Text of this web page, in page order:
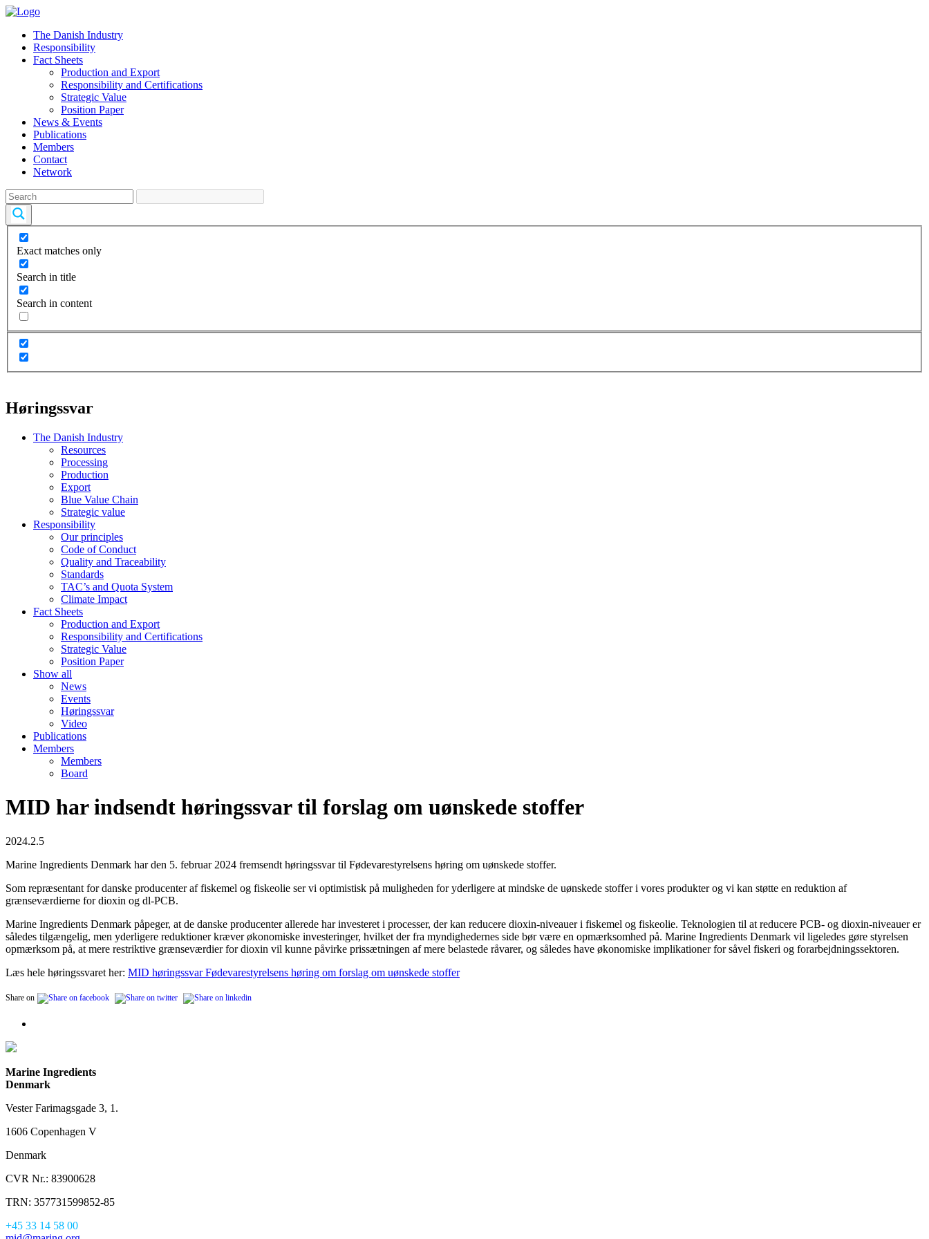
The Danish Industry
Responsibility
Fact Sheets
Production and Export
Responsibility and Certifications
Strategic Value
Position Paper
News & Events
Publications
Members
Contact
Network
Exact matches only
Search in title
Search in content
Høringssvar
The Danish Industry
Resources
Processing
Production
Export
Blue Value Chain
Strategic value
Responsibility
Our principles
Code of Conduct
Quality and Traceability
Standards
TAC’s and Quota System
Climate Impact
Fact Sheets
Production and Export
Responsibility and Certifications
Strategic Value
Position Paper
Show all
News
Events
Høringssvar
Video
Publications
Members
Members
Board
MID har indsendt høringssvar til forslag om uønskede stoffer
2024.2.5
Marine Ingredients Denmark har den 5. februar 2024 fremsendt høringssvar til Fødevarestyrelsens høring om uønskede stoffer.
Som repræsentant for danske producenter af fiskemel og fiskeolie ser vi optimistisk på muligheden for yderligere at mindske de uønskede stoffer i vores produkter og vi kan støtte en reduktion af
grænseværdierne for dioxin og dl-PCB.
Marine Ingredients Denmark påpeger, at de danske producenter allerede har investeret i processer, der kan reducere dioxin-niveauer i fiskemel og fiskeolie. Teknologien til at reducere PCB- og dioxin-niveauer er
således tilgængelig, men yderligere reduktioner kræver økonomiske investeringer, hvilket der fra myndighedernes side bør være en opmærksomhed på. Marine Ingredients Denmark vil ligeledes gøre styrelsen
opmærksom på, at mere restriktive grænseværdier for dioxin vil kunne påvirke prissætningen af mere belastede råvarer, og således have økonomiske implikationer for såvel fiskeri og forarbejdningssektoren.
Læs hele høringssvaret her: MID høringssvar Fødevarestyrelsens høring om forslag om uønskede stoffer
Share on
Marine Ingredients
Denmark
Vester Farimagsgade 3, 1.
1606 Copenhagen V
Denmark
CVR Nr.: 83900628
TRN: 357731599852-85
+45 33 14 58 00